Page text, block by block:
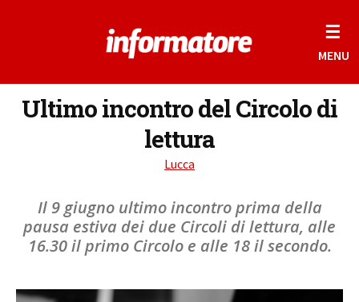
☰
MENU
Ultimo incontro del Circolo di
lettura
Lucca
Il 9 giugno ultimo incontro prima della
pausa estiva dei due Circoli di lettura, alle
16.30 il primo Circolo e alle 18 il secondo.